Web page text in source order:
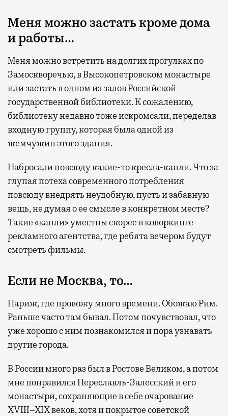
Меня можно застать кроме дома
и работы…
Меня можно встретить на долгих прогулках по
Замоскворечью, в Высокопетровском монастыре
или застать в одном из залов Российской
государственной библиотеки. К сожалению,
библиотеку недавно тоже искромсали, переделав
входную группу, которая была одной из
жемчужин этого здания.
Набросали повсюду какие-то кресла-капли. Что за
глупая потеха современного потребления
повсюду внедрять неудобную, пусть и забавную
вещь, не думая о ее смысле в конкретном месте?
Такие «капли» уместны скорее в коворкинге
рекламного агентства, где ребята вечером будут
смотреть фильмы.
Если не Москва, то…
Париж, где провожу много времени. Обожаю Рим.
Раньше часто там бывал. Потом почувствовал, что
уже хорошо с ним познакомился и пора узнавать
другие города.
В России много раз был в Ростове Великом, а потом
мне понравился Переславль-Залесский и его
монастыри, сохраняющие в себе очарование
XVIII–XIX веков, хотя и покрытое советской